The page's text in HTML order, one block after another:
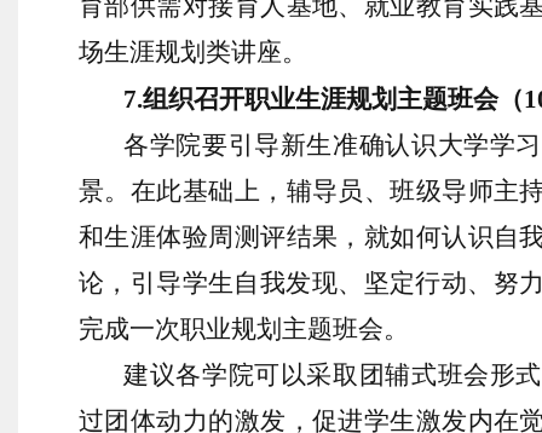
育部供需对接育人基地、就业教育实践
场生涯规划类讲座。
7.组织召开职业生涯规划主题班会（
各学院要引导新生准确认识大学学
景。在此基础上，辅导员、班级导师主
和生涯体验周测评结果，就如何认识自
论，引导学生自我发现、坚定行动、努
完成一次职业规划主题班会。
建议各学院可以采取团辅式班会形
过团体动力的激发，促进学生激发内在